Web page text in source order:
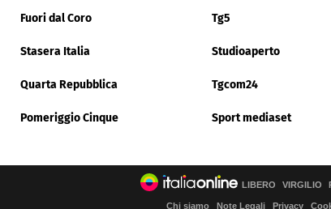
Fuori dal Coro Tg5
Stasera Italia Studioaperto
Quarta Repubblica Tgcom24
Pomeriggio Cinque Sport mediaset
LIBERO VIRGILIO
Chi siamo Note Legali Privacy